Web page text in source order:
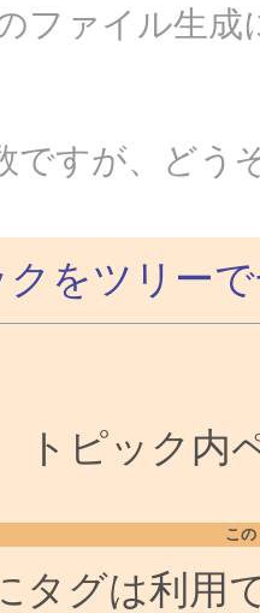
ファイル生
ですが、どう
をツリー
トピック内
こ
タグは利用